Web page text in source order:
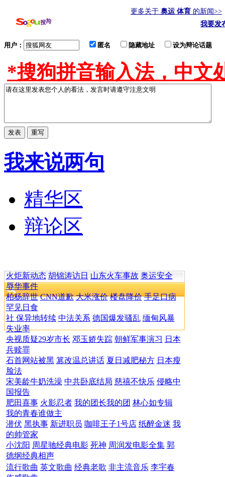
更多关于 奥运 体育 的新闻>>
我要发
用户： 匿名 隐藏地址 设为辩论话题
*搜狗拼音输入法，中文
我来说两句
精华区
辩论区
火炬新动态 胡锦涛访日 山东火车事故 奥运安全
辱华事件
柏杨辞世 CNN道歉 大米涨价 楼盘降价 手足口病
罕见日食
社 保异地转续 中法关系 德国爆发骚乱 缅甸风暴
失业率
央视质疑29岁市长 邓玉娇失踪 朝鲜军事演习 日本
兵赎罪
石首网站被黑 篡改温总讲话 夏日减肥秘方 日本瘦
脸法
宋美龄牛奶洗澡 中共卧底结局 慈禧不快乐 侵略中
国报告
肥田喜事 火影忍者 我的团长我的团 林心如专辑
我的青春谁做主
潜伏 黑执事 新进职员 咖啡王子1号店 纸醉金迷 我
的帅管家
小沈阳 周星驰经典电影 死神 周润发电影全集 郭
德纲经典相声
流行歌曲 英文歌曲 经典老歌 非主流音乐 李宇春